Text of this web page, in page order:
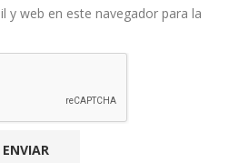
y web en este navegador para la